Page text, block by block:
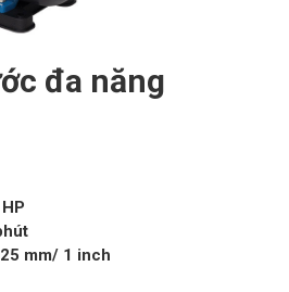
đa năng
25 mm/ 1 inch